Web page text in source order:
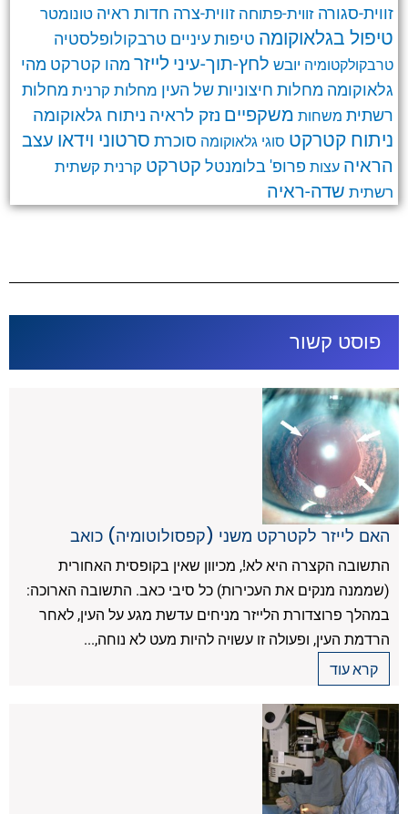
זווית-סגורה זווית-פתוחה זווית-צרה חדות ראיה טונומטר
טיפול בגלאוקומה טיפות עיניים טרבקולופלסטיה
טרבקולקטומיה יובש לחץ-תוך-עיני לייזר מהו קטרקט מהי
גלאוקומה מחלות חיצוניות של העין מחלות קרנית מחלות
רשתית משחות משקפיים נזק לראיה ניתוח גלאוקומה
ניתוח קטרקט סוגי גלאוקומה סוכרת סרטוני וידאו עצב
הראיה עצות פרופ' בלומנטל קטרקט קרנית קשתית
רשתית שדה-ראיה
פוסט קשור
האם לייזר לקטרקט משני (קפסולוטומיה) כואב
התשובה הקצרה היא לא!, מכיוון שאין בקופסית האחורית
(שממנה מנקים את העכירות) כל סיבי כאב. התשובה הארוכה:
במהלך פרוצדורת הלייזר מניחים עדשת מגע על העין, לאחר
הרדמת העין, ופעולה זו עשויה להיות מעט לא נוחה,...
קרא עוד